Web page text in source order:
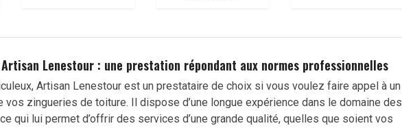
Lenestour : une prestation répondant aux normes professionnelles
Artisan Lenestour est un prestataire de choix si vous voulez faire appel à un
vos zingueries de toiture. Il dispose d’une longue expérience dans le domaine des
qui lui permet d’offrir des services d’une grande qualité, quelles que soient vos